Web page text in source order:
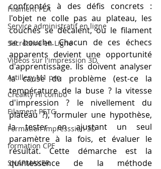
Filament PLA
Service administratif en ligne
Secrétaire en Ligne
Vidéos sur l'impression 3D,
Artillery M1 pro
Creality HI combo
Filament PETG
Formation impresssion 3D
formation CPF
SNAPMAKER
confrontés à des défis concrets :
l'objet ne colle pas au plateau, les
couches se décalent, ou le filament
se bouche. Chacun de ces échecs
apparents devient une opportunité
d'apprentissage. Ils doivent analyser
la cause du problème (est-ce la
température de la buse ? la vitesse
d'impression ? le nivellement du
plateau ?), formuler une hypothèse,
la tester en ajustant un seul
paramètre à la fois, et évaluer le
résultat. Cette démarche est la
quintessence de la méthode